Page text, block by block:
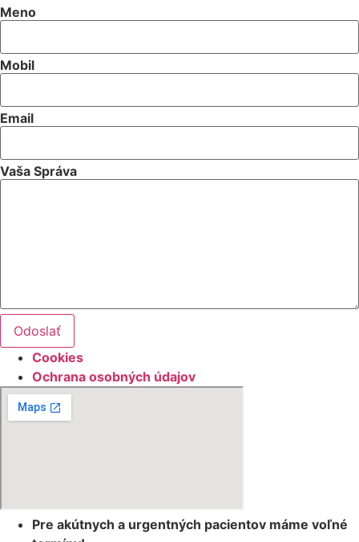
Meno
Mobil
Email
Vaša Správa
Odoslať
Cookies
Ochrana osobných údajov
Pre akútnych a urgentných pacientov máme voľné